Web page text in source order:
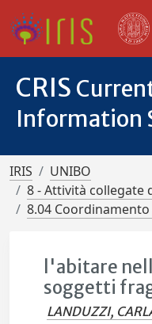
CRIS
Information
IRIS
UNIBO
8 - Attività collegate
8.04
l'abitare
soggetti
LANDUZZI,